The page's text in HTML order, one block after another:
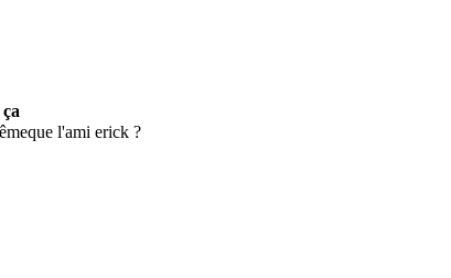
que l'ami erick ?